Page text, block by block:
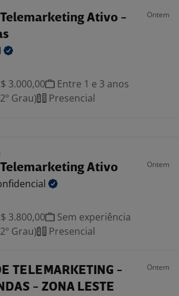
Ativo -
Ontem
3.000,00
Entre 1 e 3 anos
Grau)
Presencial
Ativo Ontem
3.800,00
Sem experiência
Grau)
Presencial
TELEMARKETING -
- ZONA LESTE
Ontem